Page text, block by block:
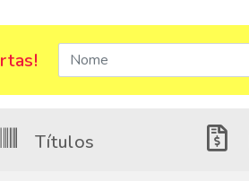
Títulos